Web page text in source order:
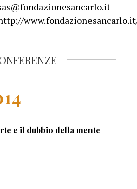
e il dubbio della mente